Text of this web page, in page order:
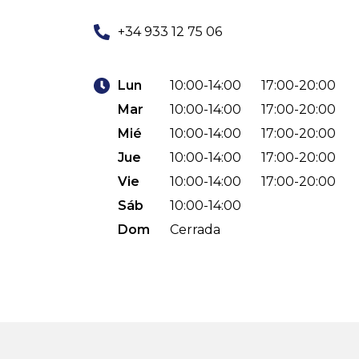
+34 933 12 75 06
Lun 10:00-14:00
17:00-20:00
Mar
10:00-14:00
17:00-20:00
Mié
10:00-14:00
17:00-20:00
Jue
10:00-14:00
17:00-20:00
Vie
10:00-14:00
17:00-20:00
Sáb
10:00-14:00
Dom
Cerrada